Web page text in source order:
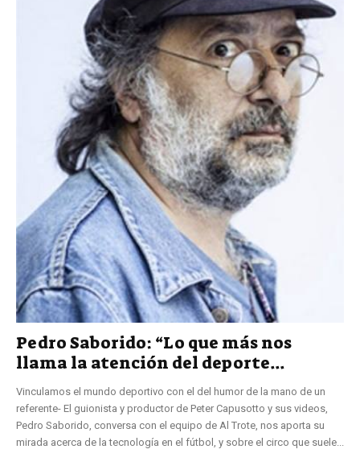
Pedro Saborido: “Lo que más nos
llama la atención del deporte...
Vinculamos el mundo deportivo con el del humor de la mano de un
referente- El guionista y productor de Peter Capusotto y sus videos,
Pedro Saborido, conversa con el equipo de Al Trote, nos aporta su
mirada acerca de la tecnología en el fútbol, y sobre el circo que suele...